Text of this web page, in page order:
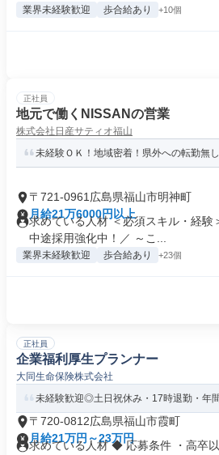
業界未経験歓迎 歩合給あり +10個
正社員
地元で働くNISSANの営業
株式会社日産サティオ福山
未経験ＯＫ！地域密着！県外への転勤無
〒721-0961広島県福山市明神町
月給21万6000円以上
求めている人材 ＜必須スキル・経験
中途採用強化中！／ ～こ...
業界未経験歓迎 歩合給あり +23個
正社員
企業福利厚生プランナー
大同生命保険株式会社
未経験歓迎◎土日祝休み・17時退勤・年
〒720-0812広島県福山市霞町
月給21万円～23万円
求めている人材 ◆ 応募条件 ・高卒